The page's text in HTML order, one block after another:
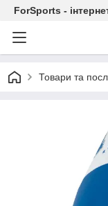
ForSports -
Товари та